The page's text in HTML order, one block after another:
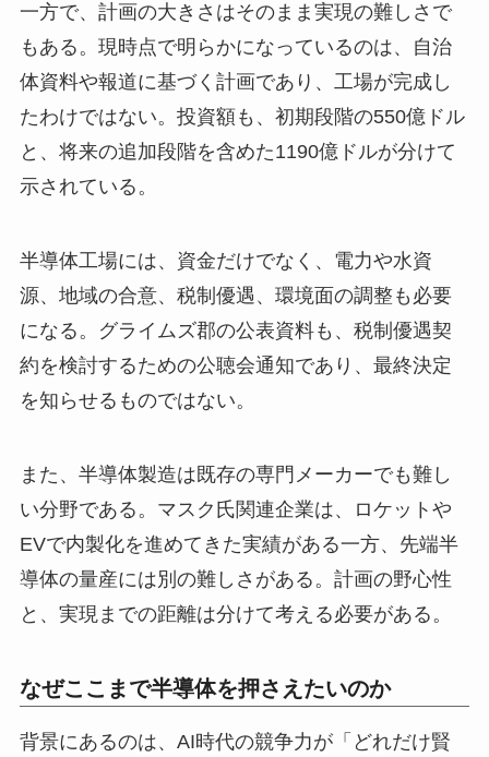
一方で、計画の大きさはそのまま実現の難しさで
もある。現時点で明らかになっているのは、自治
体資料や報道に基づく計画であり、工場が完成し
たわけではない。投資額も、初期段階の550億ドル
と、将来の追加段階を含めた1190億ドルが分けて
示されている。
半導体工場には、資金だけでなく、電力や水資
源、地域の合意、税制優遇、環境面の調整も必要
になる。グライムズ郡の公表資料も、税制優遇契
約を検討するための公聴会通知であり、最終決定
を知らせるものではない。
また、半導体製造は既存の専門メーカーでも難し
い分野である。マスク氏関連企業は、ロケットや
EVで内製化を進めてきた実績がある一方、先端半
導体の量産には別の難しさがある。計画の野心性
と、実現までの距離は分けて考える必要がある。
なぜここまで半導体を押さえたいのか
背景にあるのは、AI時代の競争力が「どれだけ賢